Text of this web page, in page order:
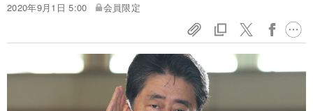
2020年9月1日 5:00
会員限定